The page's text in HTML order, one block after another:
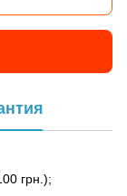
грн.);